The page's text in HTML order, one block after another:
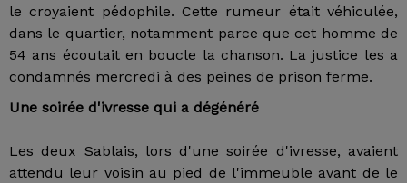
le croyaient pédophile. Cette rumeur était véhiculée,
dans le quartier, notamment parce que cet homme de
54 ans écoutait en boucle la chanson. La justice les a
condamnés mercredi à des peines de prison ferme.
Une soirée d'ivresse qui a dégénéré
Les deux Sablais, lors d'une soirée d'ivresse, avaient
attendu leur voisin au pied de l'immeuble avant de le